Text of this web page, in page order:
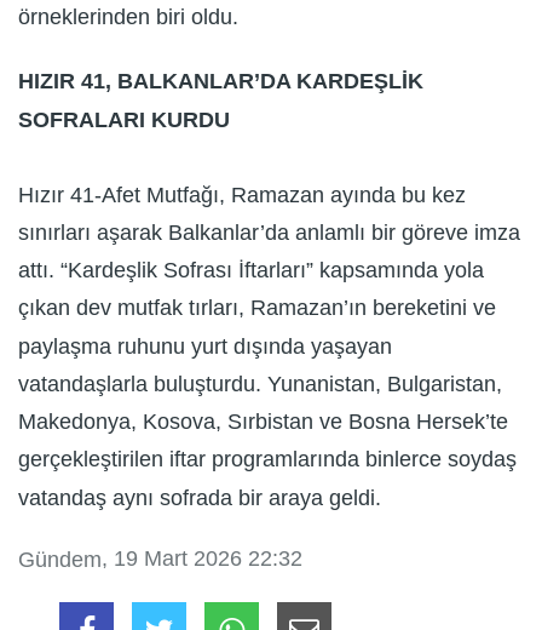
örneklerinden biri oldu.
HIZIR 41, BALKANLAR’DA KARDEŞLİK
SOFRALARI KURDU
Hızır 41-Afet Mutfağı, Ramazan ayında bu kez
sınırları aşarak Balkanlar’da anlamlı bir göreve imza
attı. “Kardeşlik Sofrası İftarları” kapsamında yola
çıkan dev mutfak tırları, Ramazan’ın bereketini ve
paylaşma ruhunu yurt dışında yaşayan
vatandaşlarla buluşturdu. Yunanistan, Bulgaristan,
Makedonya, Kosova, Sırbistan ve Bosna Hersek’te
gerçekleştirilen iftar programlarında binlerce soydaş
vatandaş aynı sofrada bir araya geldi.
Gündem, 19 Mart 2026 22:32